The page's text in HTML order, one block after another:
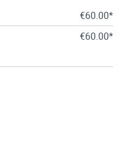
€60.00*
€60.00*